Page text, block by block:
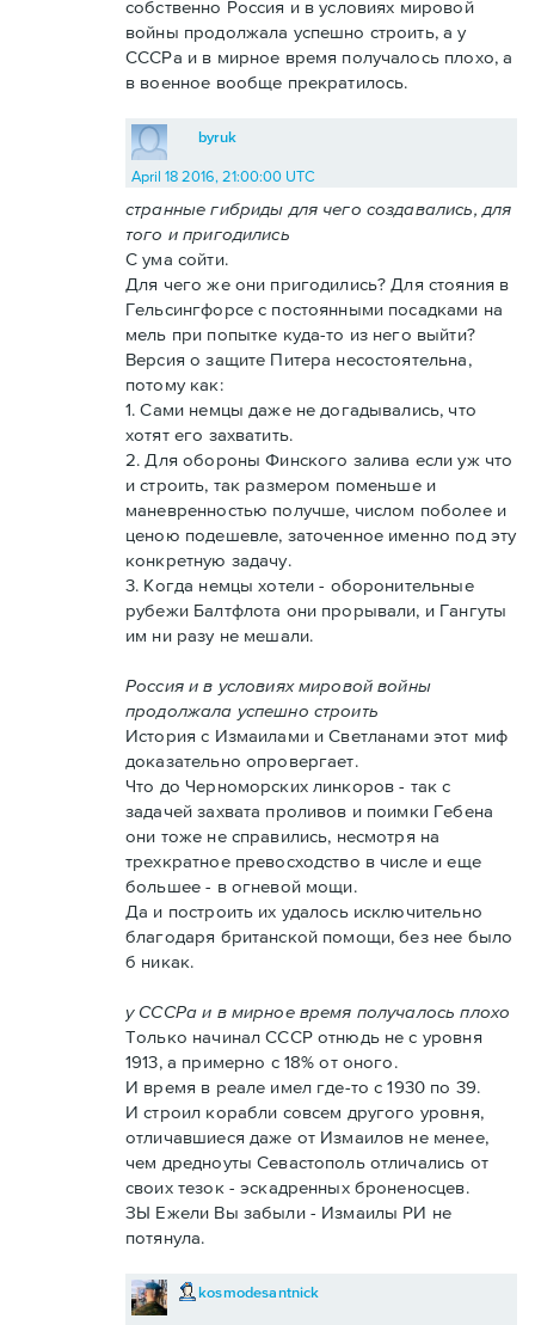
собственно Россия и в условиях мировой
войны продолжала успешно строить, а у
СССРа и в мирное время получалось плохо, а
в военное вообще прекратилось.
byruk
April 18 2016, 21:00:00 UTC
странные гибриды для чего создавались, для
того и пригодились
С ума сойти.
Для чего же они пригодились? Для стояния в
Гельсингфорсе с постоянными посадками на
мель при попытке куда-то из него выйти?
Версия о защите Питера несостоятельна,
потому как:
1. Сами немцы даже не догадывались, что
хотят его захватить.
2. Для обороны Финского залива если уж что
и строить, так размером поменьше и
маневренностью получше, числом поболее и
ценою подешевле, заточенное именно под эту
конкретную задачу.
3. Когда немцы хотели - оборонительные
рубежи Балтфлота они прорывали, и Гангуты
им ни разу не мешали.
Россия и в условиях мировой войны
продолжала успешно строить
История с Измаилами и Светланами этот миф
доказательно опровергает.
Что до Черноморских линкоров - так с
задачей захвата проливов и поимки Гебена
они тоже не справились, несмотря на
трехкратное превосходство в числе и еще
большее - в огневой мощи.
Да и построить их удалось исключительно
благодаря британской помощи, без нее было
б никак.
у СССРа и в мирное время получалось плохо
Только начинал СССР отнюдь не с уровня
1913, а примерно с 18% от оного.
И время в реале имел где-то с 1930 по 39.
И строил корабли совсем другого уровня,
отличавшиеся даже от Измаилов не менее,
чем дредноуты Севастополь отличались от
своих тезок - эскадренных броненосцев.
ЗЫ Ежели Вы забыли - Измаилы РИ не
потянула.
kosmodesantnick